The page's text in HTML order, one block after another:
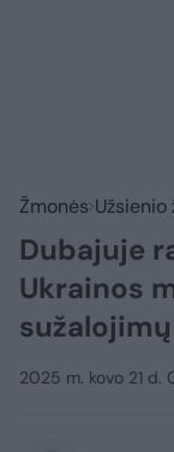
Žmonės Užsienio
Dubajuje
Ukrainos
2025 m. kovo 21 d.